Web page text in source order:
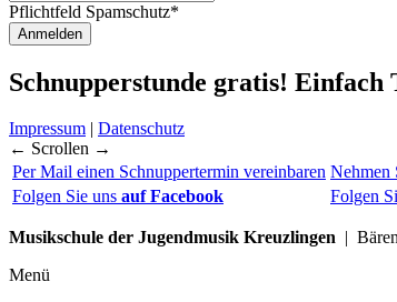
Pflichtfeld Spamschutz*
Anmelden
Schnupperstunde gratis! Einfach
Impressum
Datenschutz
← Scrollen →
Per Mail einen Schnuppertermin vereinbaren Nehmen
Folgen Sie uns auf Facebook Folgen
Musikschule der Jugendmusik Kreuzlingen |
Menü